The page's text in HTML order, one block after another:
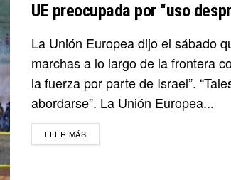
UE preocupada por “uso
La Unión Europea dijo el sábado
marchas a lo largo de la frontera
la fuerza por parte de Israel”.
abordarse”. La Unión Europea...
LEER MÁSDETAILS